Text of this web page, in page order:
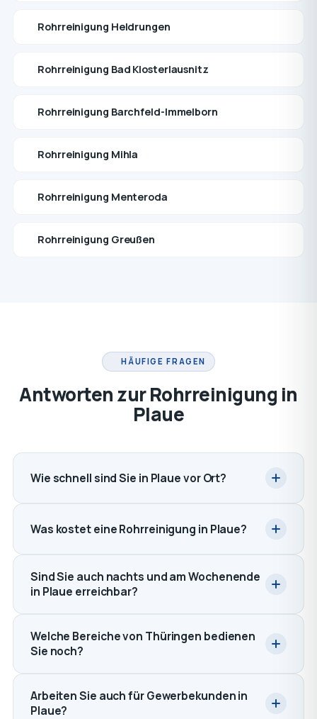
Rohrreinigung Heldrungen
Rohrreinigung Bad Klosterlausnitz
Rohrreinigung Barchfeld-Immelborn
Rohrreinigung Mihla
Rohrreinigung Menteroda
Rohrreinigung Greußen
HÄUFIGE FRAGEN
Antworten zur Rohrreinigung in
Plaue
Wie schnell sind Sie in Plaue vor Ort?
Was kostet eine Rohrreinigung in Plaue?
Sind Sie auch nachts und am Wochenende
in Plaue erreichbar?
Welche Bereiche von Thüringen bedienen
Sie noch?
Arbeiten Sie auch für Gewerbekunden in
Plaue?